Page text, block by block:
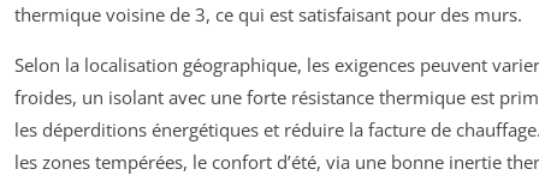
thermique voisine de 3, ce qui est satisfaisant pour des murs.
Selon la localisation géographique, les exigences peuvent
froides, un isolant avec une forte résistance thermique est
les déperditions énergétiques et réduire la facture de
les zones tempérées, le confort d’été, via une bonne inertie